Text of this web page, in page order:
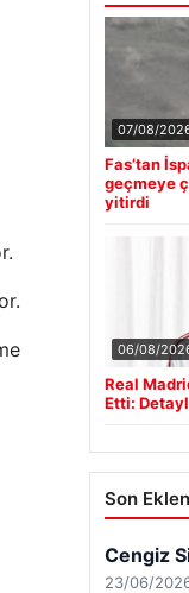
07/08/
Fas’tan
geçmeye
yitirdi
06/08/
Real
Etti:
Son